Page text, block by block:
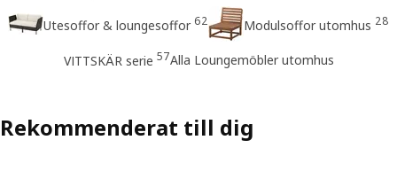
Utesoffor & loungesoffor 62 Modulsoffor utomhus 28
VITTSKÄR serie 57Alla Loungemöbler utomhus
Rekommenderat till dig